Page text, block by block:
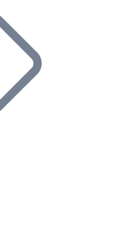
y permite que